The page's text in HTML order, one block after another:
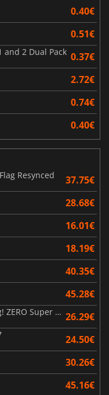
0.40€
0.51€
and 2 Dual Pack 0.37€
2.72€
0.74€
0.40€
Resynced
37.75€
28.68€
16.01€
18.19€
40.35€
45.28€
DRAGON BALL Sparking! ZERO Super Limit Breaking NEO 26.29€
24.50€
30.26€
45.16€